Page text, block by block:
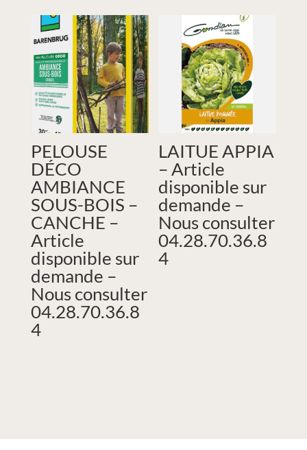
PELOUSE
DÉCO
AMBIANCE
SOUS-BOIS –
CANCHE –
Article
disponible sur
demande –
Nous consulter
04.28.70.36.8
4
LAITUE APPIA
– Article
disponible sur
demande –
Nous consulter
04.28.70.36.8
4